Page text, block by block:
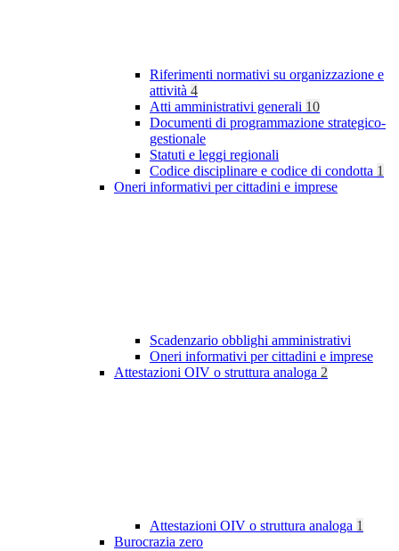
Riferimenti normativi su organizzazione e
attività 4
Atti amministrativi generali 10
Documenti di programmazione strategico-
gestionale
Statuti e leggi regionali
Codice disciplinare e codice di condotta 1
Oneri informativi per cittadini e imprese
Scadenzario obblighi amministrativi
Oneri informativi per cittadini e imprese
Attestazioni OIV o struttura analoga 2
Attestazioni OIV o struttura analoga 1
Burocrazia zero